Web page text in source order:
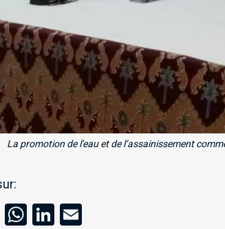
La promotion de l'eau et de l’assainissement
WhatsApp
LinkedIn
Email